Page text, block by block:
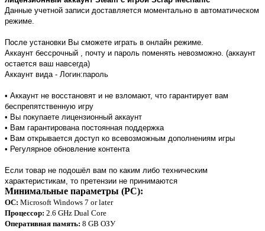
Данные учетной записи доставляется моментально в автоматическом
режиме.
После установки Вы сможете играть в онлайн режиме.
Аккаунт бессрочный , почту и пароль поменять невозможно. (аккаунт
остается ваш навсегда)
Аккаунт вида - Логин:пароль
• Аккаунт не восстановят и не взломают, что гарантирует вам
беспрепятственную игру
• Вы покупаете лицензионный аккаунт
• Вам гарантирована постоянная поддержка
• Вам открывается доступ ко всевозможным дополнениям игры
• Регулярное обновление контента
Если товар не подошёл вам по каким либо техническим
характеристикам, то претензии не принимаются
Минимальные параметры (PC):
ОС: Microsoft Windows 7 or later
Процессор: 2.6 GHz Dual Core
Оперативная память: 8 GB ОЗУ